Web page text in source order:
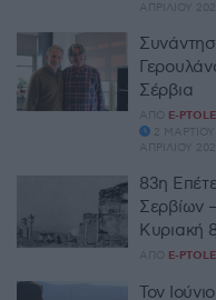
ΑΠΡΙΛΊΟΥ
Σέρβια
ΑΠΌ E-
2
ΑΠΡΙΛΊΟΥ
83η
Σερβίων
Κυριακή
ΑΠΌ E-
Τον